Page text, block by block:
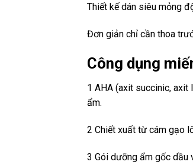
Thiết kế dán siêu mỏng
Đơn giản chỉ cần thoa
Công dụng
1 AHA (axit succinic, axit
ẩm.
2 Chiết xuất từ ​​cám gạo
3 Gói dưỡng ẩm gốc dầu